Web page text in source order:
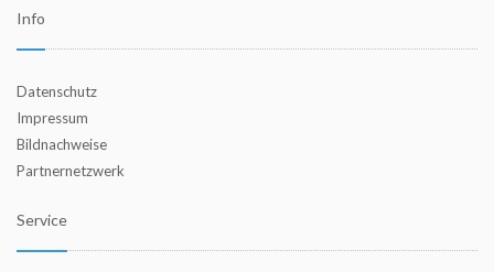
Info
Datenschutz
Impressum
Bildnachweise
Partnernetzwerk
Service